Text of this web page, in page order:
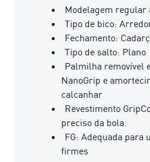
Modelagem regular
Tipo de bico:
Fechamento:
Tipo de salto: Plano
Palmilha removível
NanoGrip e
calcanhar
Revestimento
preciso da bola.
FG: Adequada para
firmes